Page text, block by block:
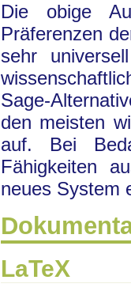
Die obige
Präferenzen
sehr
Sage-
den meisten
auf. Bei
Fähigkeiten
neues System
LaTeX